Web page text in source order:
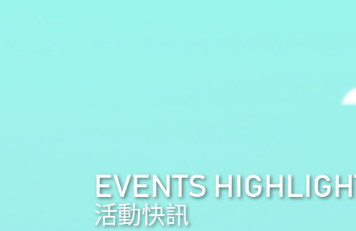
EVENTS
活動快訊